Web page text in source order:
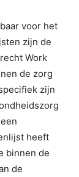
voor het
zijn de
Work
de zorg
zijn
heeft
binnen de
de